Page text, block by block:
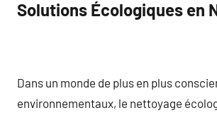
Solutions Écologiques en
Dans un monde de plus en plus
environnementaux, le nettoyage